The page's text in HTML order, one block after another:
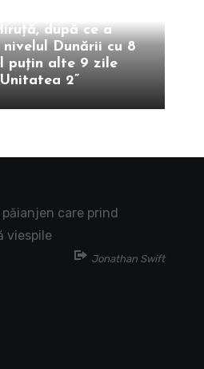
după ce a
nivelul Dunării cu 8
puțin alte 9 zile
2”
care prind
viespile
Jonathan Swift